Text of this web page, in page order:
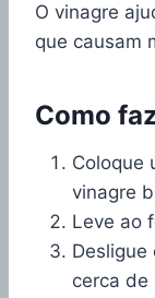
O vinagre
que causam
Como
Coloque
vinagre
Leve ao
Desligue
cerca de